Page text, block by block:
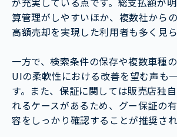
算管理がしやすいほか、複数社から
高額売却を実現した利用者も多く見ら
一方で、検索条件の保存や複数車種の
UIの柔軟性における改善を望む声も
す。また、保証に関しては販売店独
れるケースがあるため、グー保証の
容をしっかり確認することが推奨され